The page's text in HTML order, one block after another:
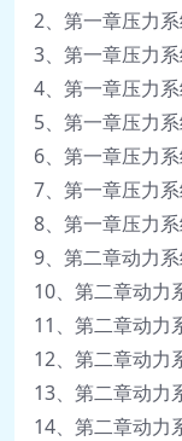
2、第一章压力
3、第一章压力
4、第一章压力
5、第一章压力
6、第一章压力
7、第一章压力
8、第一章压力
9、第二章动力
10、第二章动力
11、第二章动力
12、第二章动力
13、第二章动力
14、第二章动力